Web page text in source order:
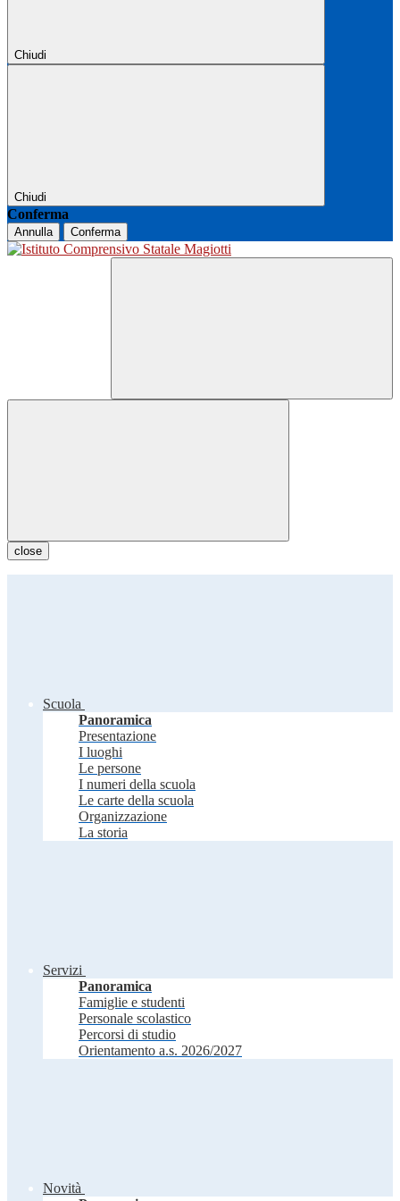
Chiudi
Chiudi
Conferma
Annulla Conferma
close
Scuola
Panoramica
Presentazione
I luoghi
Le persone
I numeri della scuola
Le carte della scuola
Organizzazione
La storia
Servizi
Panoramica
Famiglie e studenti
Personale scolastico
Percorsi di studio
Orientamento a.s. 2026/2027
Novità